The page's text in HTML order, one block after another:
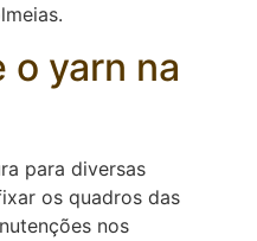
o yarn na
para diversas
os quadros das
nos